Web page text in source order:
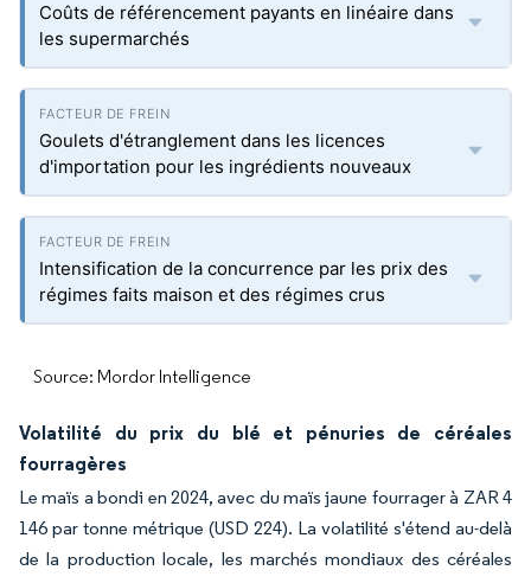
Coûts de référencement payants en linéaire dans
les supermarchés
Goulets d'étranglement dans les licences
d'importation pour les ingrédients nouveaux
Intensification de la concurrence par les prix des
régimes faits maison et des régimes crus
Source: Mordor Intelligence
Volatilité du prix du blé et pénuries de céréales
fourragères
Le maïs a bondi en 2024, avec du maïs jaune fourrager à ZAR 4
146 par tonne métrique (USD 224). La volatilité s'étend au-delà
de la production locale, les marchés mondiaux des céréales